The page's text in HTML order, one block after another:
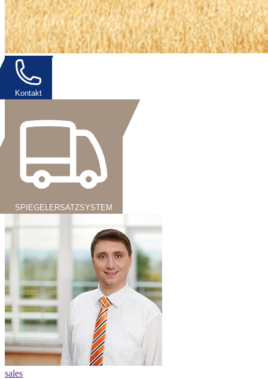
Kontakt
SPIEGELERSATZSYSTEM
sales